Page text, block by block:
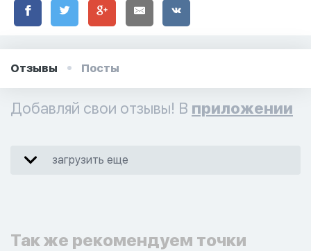
Отзывы Посты
Добавляй свои отзывы! В приложении
загрузить еще
Так же рекомендуем точки